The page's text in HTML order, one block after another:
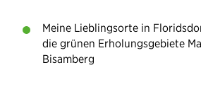
Meine Lieblingsorte in
die grünen Erholungsgebiete
Bisamberg